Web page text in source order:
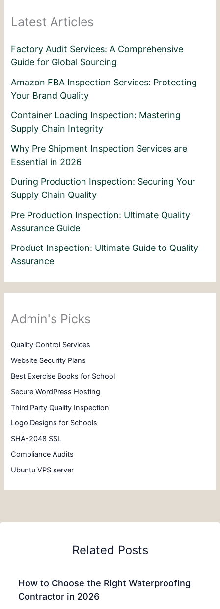
Latest Articles
Factory Audit Services: A Comprehensive
Guide for Global Sourcing
Amazon FBA Inspection Services: Protecting
Your Brand Quality
Container Loading Inspection: Mastering
Supply Chain Integrity
Why Pre Shipment Inspection Services are
Essential in 2026
During Production Inspection: Securing Your
Supply Chain Quality
Pre Production Inspection: Ultimate Quality
Assurance Guide
Product Inspection: Ultimate Guide to Quality
Assurance
Admin's Picks
Quality Control Services
Website Security Plans
Best Exercise Books for School
Secure WordPress Hosting
Third Party Quality Inspection
Logo Designs for Schools
SHA-2048 SSL
Compliance Audits
Ubuntu VPS server
Related Posts
How to Choose the Right Waterproofing
Contractor in 2026